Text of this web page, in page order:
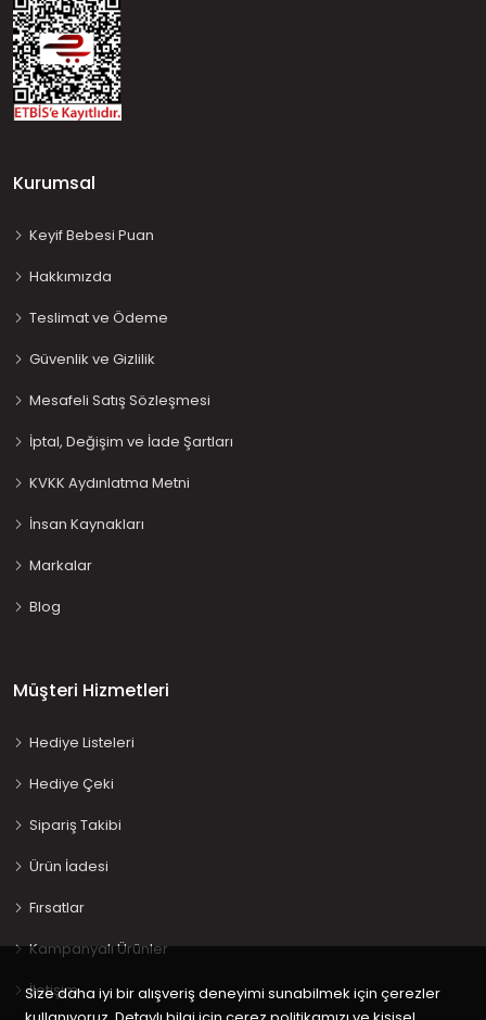
Kurumsal
Keyif Bebesi Puan
Hakkımızda
Teslimat ve Ödeme
Güvenlik ve Gizlilik
Mesafeli Satış Sözleşmesi
İptal, Değişim ve İade Şartları
KVKK Aydınlatma Metni
İnsan Kaynakları
Markalar
Blog
Müşteri Hizmetleri
Hediye Listeleri
Hediye Çeki
Sipariş Takibi
Ürün İadesi
Fırsatlar
Kampanyalı Ürünler
İletişim
Size daha iyi bir alışveriş deneyimi sunabilmek için çerezler